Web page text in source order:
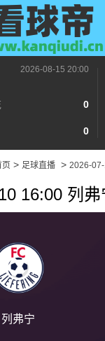
2026-08-15 20:00
0
0
页 > 足球直播 > 2026-
16:00 列
列弗宁